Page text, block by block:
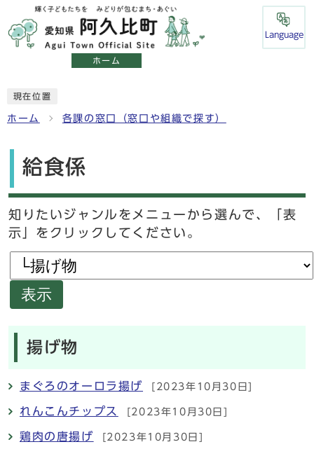
ホーム
Language
現在位置
ホーム 各課の窓口（窓口や組織で探す）
給食係
知りたいジャンルをメニューから選んで、「表
示」をクリックしてください。
表示
揚げ物
まぐろのオーロラ揚げ [2023年10月30日]
れんこんチップス [2023年10月30日]
鶏肉の唐揚げ [2023年10月30日]